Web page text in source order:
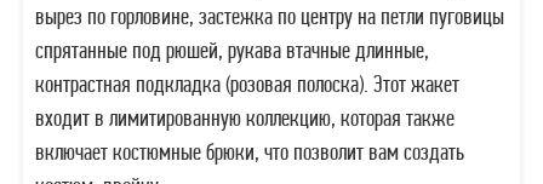
вырез по горловине, застежка по центру на петли пуговицы
спрятанные под рюшей, рукава втачные длинные,
контрастная подкладка (розовая полоска). Этот жакет
входит в лимитированную коллекцию, которая также
включает костюмные брюки, что позволит вам создать